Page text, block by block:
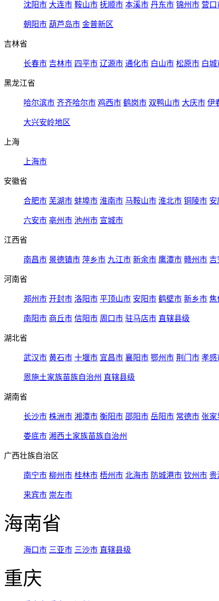
沈阳市 大连市 鞍山市 抚顺市 本溪市 丹东市 锦州市 营口
朝阳市 葫芦岛市 金普新区
吉林省
长春市 吉林市 四平市 辽源市 通化市 白山市 松原市 白城
黑龙江省
哈尔滨市 齐齐哈尔市 鸡西市 鹤岗市 双鸭山市 大庆市 伊
大兴安岭地区
上海
上海市
安徽省
合肥市 芜湖市 蚌埠市 淮南市 马鞍山市 淮北市 铜陵市 安
六安市 亳州市 池州市 宣城市
江西省
南昌市 景德镇市 萍乡市 九江市 新余市 鹰潭市 赣州市 吉
河南省
郑州市 开封市 洛阳市 平顶山市 安阳市 鹤壁市 新乡市 焦
南阳市 商丘市 信阳市 周口市 驻马店市 直辖县级
湖北省
武汉市 黄石市 十堰市 宜昌市 襄阳市 鄂州市 荆门市 孝感
恩施土家族苗族自治州 直辖县级
湖南省
长沙市 株洲市 湘潭市 衡阳市 邵阳市 岳阳市 常德市 张家
娄底市 湘西土家族苗族自治州
广西壮族自治区
南宁市 柳州市 桂林市 梧州市 北海市 防城港市 钦州市 贵
来宾市 崇左市
海南省
海口市 三亚市 三沙市 直辖县级
重庆